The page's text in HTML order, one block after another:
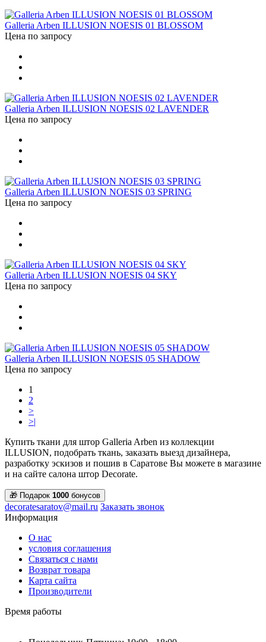
Galleria Arben ILLUSION NOESIS 01 BLOSSOM
Цена по запросу
Galleria Arben ILLUSION NOESIS 02 LAVENDER
Цена по запросу
Galleria Arben ILLUSION NOESIS 03 SPRING
Цена по запросу
Galleria Arben ILLUSION NOESIS 04 SKY
Цена по запросу
Galleria Arben ILLUSION NOESIS 05 SHADOW
Цена по запросу
1
2
>
>|
Купить ткани для штор Galleria Arben из коллекции
ILLUSION, подобрать ткань, заказать выезд дизайнера,
разработку эскизов и пошив в Саратове Вы можете в магазине
и на сайте салона штор Decorate.
🎁 Подарок 1000 бонусов
decoratesaratov@mail.ru Заказать звонок
Информация
О нас
условия соглашения
Связаться с нами
Возврат товара
Карта сайта
Производители
Время работы